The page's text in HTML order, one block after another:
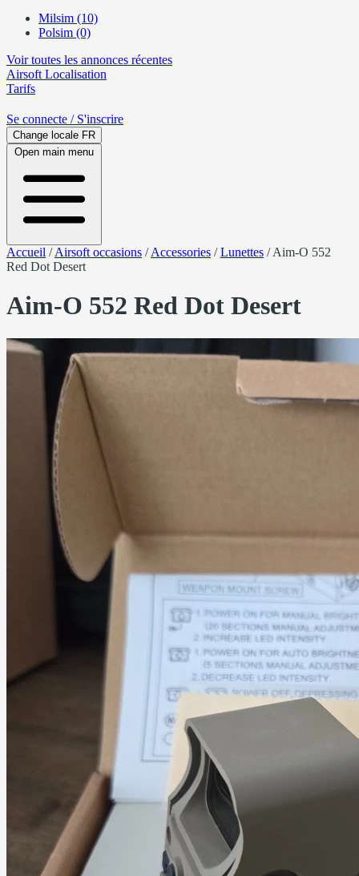
Milsim (10)
Polsim (0)
Voir toutes les annonces récentes
Airsoft Localisation
Tarifs
Se connecte / S'inscrire
Change locale FR
Open main menu
Accueil /Airsoft occasions /Accessories /Lunettes /Aim-O 552
Red Dot Desert
Aim-O 552 Red Dot Desert